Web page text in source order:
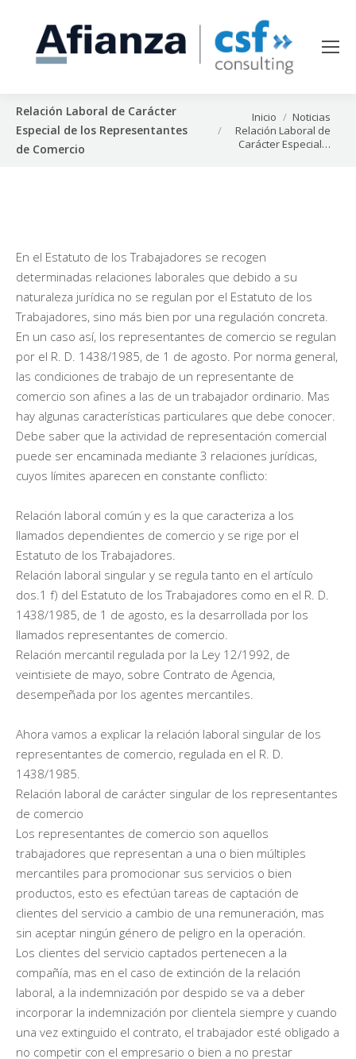
Relación Laboral de Carácter
Especial de los Representantes
de Comercio
Estás aquí:Inicio
Noticias
Relación Laboral de
Carácter Especial…
En el Estatuto de los Trabajadores se recogen
determinadas relaciones laborales que debido a su
naturaleza jurídica no se regulan por el Estatuto de los
Trabajadores, sino más bien por una regulación concreta.
En un caso así, los representantes de comercio se regulan
por el R. D. 1438/1985, de 1 de agosto. Por norma general,
las condiciones de trabajo de un representante de
comercio son afines a las de un trabajador ordinario. Mas
hay algunas características particulares que debe conocer.
Debe saber que la actividad de representación comercial
puede ser encaminada mediante 3 relaciones jurídicas,
cuyos límites aparecen en constante conflicto:
Relación laboral común y es la que caracteriza a los
llamados dependientes de comercio y se rige por el
Estatuto de los Trabajadores.
Relación laboral singular y se regula tanto en el artículo
dos.1 f) del Estatuto de los Trabajadores como en el R. D.
1438/1985, de 1 de agosto, es la desarrollada por los
llamados representantes de comercio.
Relación mercantil regulada por la Ley 12/1992, de
veintisiete de mayo, sobre Contrato de Agencia,
desempeñada por los agentes mercantiles.
Ahora vamos a explicar la relación laboral singular de los
representantes de comercio, regulada en el R. D.
1438/1985.
Relación laboral de carácter singular de los representantes
de comercio
Los representantes de comercio son aquellos
trabajadores que representan a una o bien múltiples
mercantiles para promocionar sus servicios o bien
productos, esto es efectúan tareas de captación de
clientes del servicio a cambio de una remuneración, mas
sin aceptar ningún género de peligro en la operación.
Los clientes del servicio captados pertenecen a la
compañía, mas en el caso de extinción de la relación
laboral, a la indemnización por despido se va a deber
incorporar la indemnización por clientela siempre y cuando
una vez extinguido el contrato, el trabajador esté obligado a
no competir con el empresario o bien a no prestar